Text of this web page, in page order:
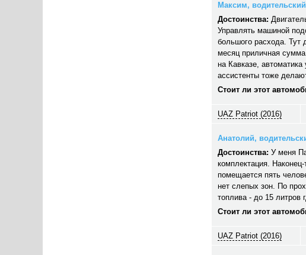
Максим, водительский
Достоинства:
Управлять машиной
большого расхода. Тут
месяц приличная
на Кавказе,
ассистенты тоже
Стоит ли этот
UAZ Patriot (2016)
Анатолий,
Достоинства: У меня
комплектация.
помещается пять
нет слепых зон. По
топлива - до 15 литров
Стоит ли этот
UAZ Patriot (2016)